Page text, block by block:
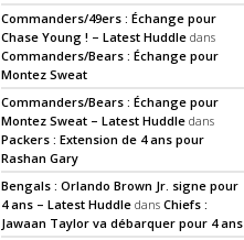
Commanders/49ers : Échange pour
Chase Young ! – Latest Huddle dans
Commanders/Bears : Échange pour
Montez Sweat
Commanders/Bears : Échange pour
Montez Sweat – Latest Huddle dans
Packers : Extension de 4 ans pour
Rashan Gary
Bengals : Orlando Brown Jr. signe pour
4 ans – Latest Huddle dansChiefs :
Jawaan Taylor va débarquer pour 4 ans